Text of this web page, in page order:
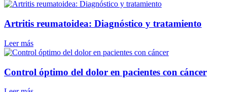
Artritis reumatoidea: Diagnóstico y tratamiento
Leer más
Control óptimo del dolor en pacientes con cáncer